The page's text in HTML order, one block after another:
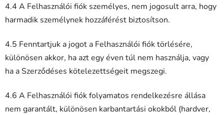
4.4 A Felhasználói fiók személyes, nem jogosult arra, hogy
harmadik személynek hozzáférést biztosítson.
4.5 Fenntartjuk a jogot a Felhasználói fiók törlésére,
különösen akkor, ha azt egy éven túl nem használja, vagy
ha a Szerződéses kötelezettségeit megszegi.
4.6 A Felhasználói fiók folyamatos rendelkezésre állása
nem garantált, különösen karbantartási okokból (hardver,